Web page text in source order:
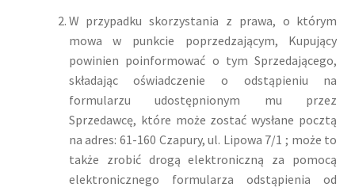
W przypadku skorzystania z prawa, o którym
mowa w punkcie poprzedzającym, Kupujący
powinien poinformować o tym Sprzedającego,
składając oświadczenie o odstąpieniu na
formularzu udostępnionym mu przez
Sprzedawcę, które może zostać wysłane pocztą
na adres: 61-160 Czapury, ul. Lipowa 7/1 ; może to
także zrobić drogą elektroniczną za pomocą
elektronicznego formularza odstąpienia od